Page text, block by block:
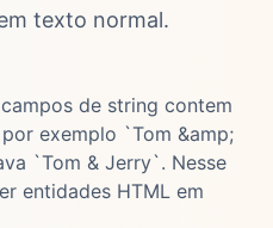
texto normal.
de string contem
exemplo `Tom &amp;
`Tom & Jerry`. Nesse
entidades HTML em